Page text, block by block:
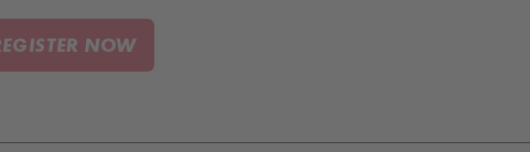
NOW